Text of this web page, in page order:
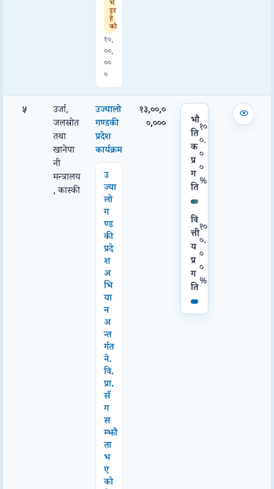
भ
इर
हे
को
१०,
००,
००
०
५
उर्जा,
जलस्रोत
तथा
खानेपा
नी
मन्त्रालय
, कास्की
उज्यालो
गण्डकी
प्रदेश
कार्यक्रम
उ
ज्या
लो
ग
ण्ड
की
प्रदे
श
अ
भि
या
न
अ
न्त
र्गत
ने.
वि.
प्रा.
सँ
ग
स
म्झौ
ता
भ
ए
को
१३,००,०
०,०००
भौ
ति
क
प्र
ग
ति
१०
०.
०
०
%
वि
त्ती
य
प्र
ग
ति
१०
०.
०
०
%